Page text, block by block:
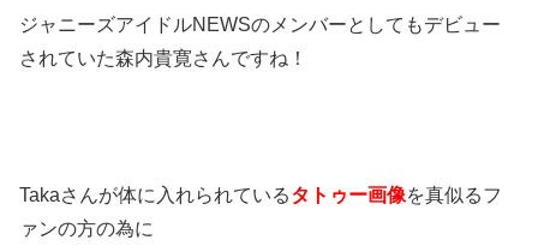
ジャニーズアイドルNEWSのメンバーとしてもデビュー
されていた森内貴寛さんですね！
Takaさんが体に入れられているタトゥー画像を真似るフ
ァンの方の為に